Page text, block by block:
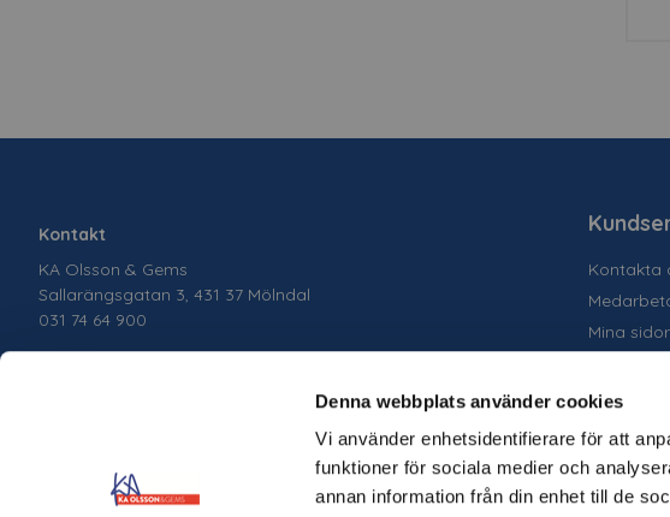
Denna webbplats använder cookies
Vi använder enhetsidentifierare för att
funktioner för sociala medier och
annan information från din enhet till de
Kontakt
KA Olsson & Gems
Sallarängsgatan 3, 431 37 Mölndal
031 74 64 900
Kontakta
Mina sidor
Allmänna